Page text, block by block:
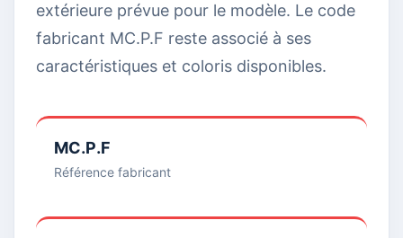
extérieure prévue pour le modèle. Le code
fabricant MC.P.F reste associé à ses
caractéristiques et coloris disponibles.
MC.P.F
Référence fabricant